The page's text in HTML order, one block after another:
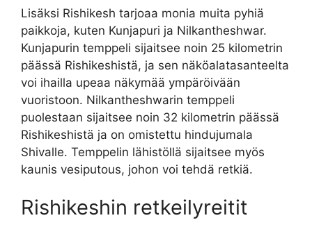
Lisäksi Rishikesh tarjoaa monia muita pyhiä
paikkoja, kuten Kunjapuri ja Nilkantheshwar.
Kunjapurin temppeli sijaitsee noin 25 kilometrin
päässä Rishikeshistä, ja sen näköalatasanteelta
voi ihailla upeaa näkymää ympäröivään
vuoristoon. Nilkantheshwarin temppeli
puolestaan sijaitsee noin 32 kilometrin päässä
Rishikeshistä ja on omistettu hindujumala
Shivalle. Temppelin lähistöllä sijaitsee myös
kaunis vesiputous, johon voi tehdä retkiä.
Rishikeshin retkeilyreitit